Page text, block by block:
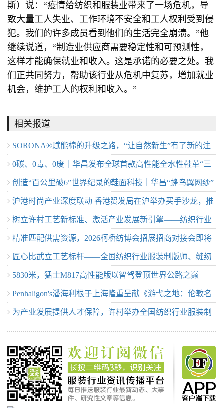
斯）说：“疫情给纺织和服装业带来了一场危机，导
致大量工人失业、工作环境不安全和工人权利受到侵
犯。我们的许多成员看到他们的生活完全崩溃。”他
继续说道，“制造业供应商需要稳定性和可预测性，
这样才能确保就业和收入。这是承诺的必要之处。我
们正共同努力，帮助该行业从危机中复苏，增加就业
机会，维护工人的权利和收入。”
相关报道
SORONA®赋能棉的升级之路，“让自然新生”有了新的注
解0碳、0毒、0废｜华昌发布全球首款高性能全水性鞋革“三
零生态皮”
创造“百公里破6”世界纪录的鞋面科技｜华昌“蜂鸟翼网纱”
定义极致轻量
沪港时尚产业深度联动 香港贸发局在沪举办买手沙龙，推
动业界交流
树立许村工艺新标准、激活产业发展新引擎——纺织行业
服装制版师/缝纫工（服装制作工）职业技能竞赛许村选拔
赛圆满收官！
精准匹配供需资源，2026柯桥纺博会招展招商对接会即将
举行！
匠心比武立工艺标杆——全国纺织行业服装制版师、缝纫
工技能竞赛许村选拔赛开赛
5830米，猛士M817高性能版以智驾登顶世界公路之巅
Penhaligon's潘海利根于上海隆重呈献《游弋之地：伦敦名
流录》主题展览 致敬肖像兽首系列十周年传奇篇章
为产业发展提供人才保障，许村举办全国纺织行业服装制
版师/缝纫工职业技能竞赛选拔赛